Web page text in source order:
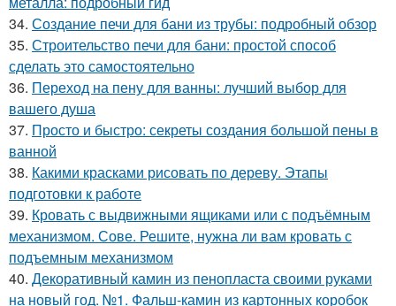
34. Создание печи для бани из трубы: подробный обзор
35. Строительство печи для бани: простой способ
сделать это самостоятельно
36. Переход на пену для ванны: лучший выбор для
вашего душа
37. Просто и быстро: секреты создания большой пены в
ванной
38. Какими красками рисовать по дереву. Этапы
подготовки к работе
39. Кровать с выдвижными ящиками или с подъёмным
механизмом. Сове. Решите, нужна ли вам кровать с
подъемным механизмом
40. Декоративный камин из пенопласта своими руками
на новый год. №1. Фальш-камин из картонных коробок